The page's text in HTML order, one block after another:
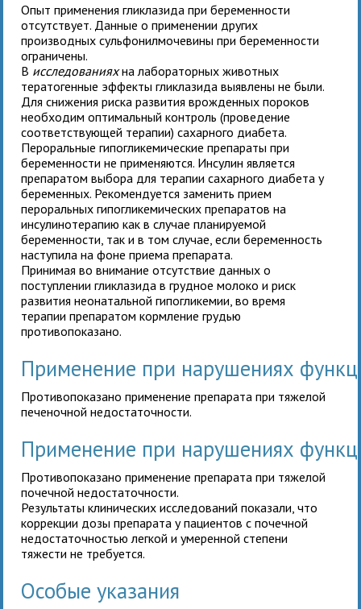
Опыт применения гликлазида при беременности
отсутствует. Данные о применении других
производных сульфонилмочевины при беременности
ограничены.
В исследованияхна лабораторных животных
тератогенные эффекты гликлазида выявлены не были.
Для снижения риска развития врожденных пороков
необходим оптимальный контроль (проведение
соответствующей терапии) сахарного диабета.
Пероральные гипогликемические препараты при
беременности не применяются. Инсулин является
препаратом выбора для терапии сахарного диабета у
беременных. Рекомендуется заменить прием
пероральных гипогликемических препаратов на
инсулинотерапию как в случае планируемой
беременности, так и в том случае, если беременность
наступила на фоне приема препарата.
Принимая во внимание отсутствие данных о
поступлении гликлазида в грудное молоко и риск
развития неонатальной гипогликемии, во время
терапии препаратом кормление грудью
противопоказано.
Применение при нарушениях
Противопоказано применение препарата при тяжелой
печеночной недостаточности.
Применение при нарушениях
Противопоказано применение препарата при тяжелой
почечной недостаточности.
Результаты клинических исследований показали, что
коррекции дозы препарата упациентов с почечной
недостаточностью легкой и умеренной степени
тяжести не требуется.
Особые указания